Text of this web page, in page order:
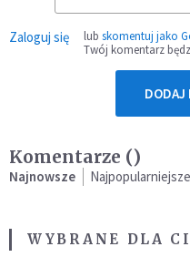
Zaloguj się lub skomentuj jako
Twój komentarz
DODAJ
Komentarze ()
Najnowsze Najpopularniejsze
WYBRANE DLA